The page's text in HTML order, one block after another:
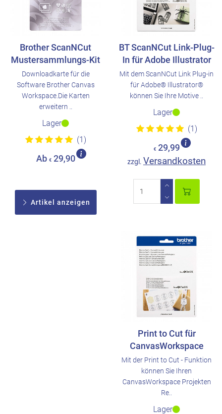
Brother ScanNCut
Mustersammlungs-Kit
Downloadkarte für die
Software Brother Canvas
Workspace.Die Karten
erweitern ..
Lager
(1)
Ab € 29,90
Artikel anzeigen
BT ScanNCut Link-Plug-
In für Adobe Illustrator
Mit dem ScanNCut Link Plug-in
für Adobe® Illustrator®
können Sie Ihre Motive ..
Lager
(1)
€ 29,99
zzgl. Versandkosten
Print to Cut für
CanvasWorkspace
Mit der Print to Cut - Funktion
können Sie Ihren
CanvasWorkspace Projekten
Re..
Lager